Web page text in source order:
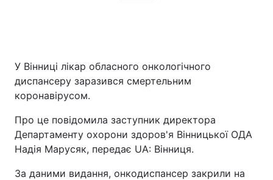
Україна Політика
У Вінниці лікар обласного онкологічного
диспансеру заразився смертельним
коронавірусом.
Про це повідомила заступник директора
Департаменту охорони здоров'я Вінницької ОДА
Надія Марусяк, передає UA: Вінниця.
За даними видання, онкодиспансер закрили на